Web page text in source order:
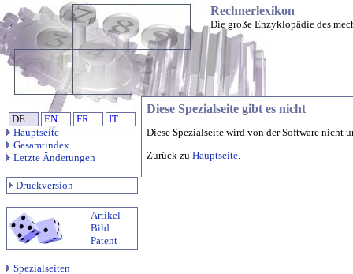
Rechnerlexikon
Die große Enzyklopädie des
DE EN FR
IT
Hauptseite
Gesamtindex
Letzte Änderungen
Druckversion
Artikel
Bild
Patent
Spezialseiten
Diese Spezialseite gibt es nicht
Diese Spezialseite wird von der Software nicht
Zurück zu Hauptseite.